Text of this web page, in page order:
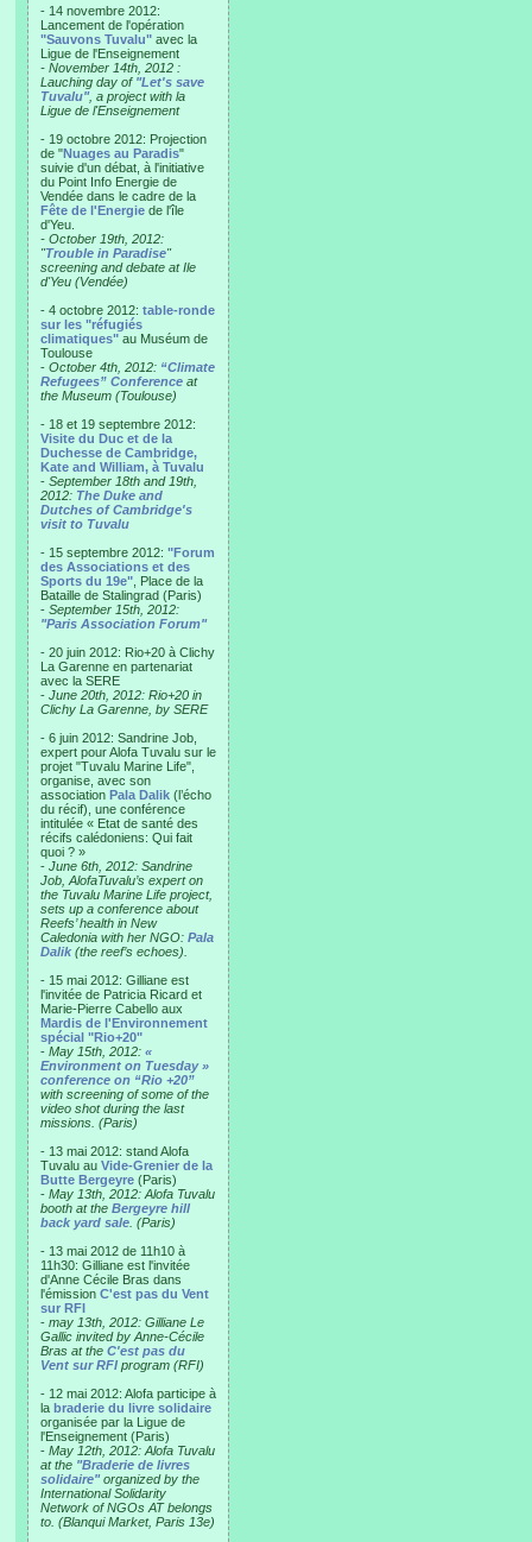
- 14 novembre 2012:
Lancement de l'opération
"Sauvons Tuvalu" avec la
Ligue de l'Enseignement
- November 14th, 2012 :
Lauching day of "Let's save
Tuvalu", a project with la
Ligue de l'Enseignement
- 19 octobre 2012: Projection
de "Nuages au Paradis"
suivie d'un débat, à l'initiative
du Point Info Energie de
Vendée dans le cadre de la
Fête de l'Energie de l'île
d'Yeu.
- October 19th, 2012:
"Trouble in Paradise"
screening and debate at Ile
d'Yeu (Vendée)
- 4 octobre 2012: table-ronde
sur les "réfugiés
climatiques" au Muséum de
Toulouse
- October 4th, 2012: “Climate
Refugees” Conference at
the Museum (Toulouse)
- 18 et 19 septembre 2012:
Visite du Duc et de la
Duchesse de Cambridge,
Kate and William, à Tuvalu
- September 18th and 19th,
2012: The Duke and
Dutches of Cambridge's
visit to Tuvalu
- 15 septembre 2012: "Forum
des Associations et des
Sports du 19e" , Place de la
Bataille de Stalingrad (Paris)
- September 15th, 2012:
"Paris Association Forum"
- 20 juin 2012: Rio+20 à Clichy
La Garenne en partenariat
avec la SERE
- June 20th, 2012: Rio+20 in
Clichy La Garenne, by SERE
- 6 juin 2012: Sandrine Job,
expert pour Alofa Tuvalu sur le
projet "Tuvalu Marine Life",
organise, avec son
association Pala Dalik (l’écho
du récif), une conférence
intitulée « Etat de santé des
récifs calédoniens: Qui fait
quoi ? »
- June 6th, 2012: Sandrine
Job, AlofaTuvalu’s expert on
the Tuvalu Marine Life project,
sets up a conference about
Reefs’ health in New
Caledonia with her NGO: Pala
Dalik (the reef’s echoes).
- 15 mai 2012: Gilliane est
l'invitée de Patricia Ricard et
Marie-Pierre Cabello aux
Mardis de l'Environnement
spécial "Rio+20"
- May 15th, 2012: «
Environment on Tuesday »
conference on “Rio +20”
with screening of some of the
video shot during the last
missions. (Paris)
- 13 mai 2012: stand Alofa
Tuvalu au Vide-Grenier de la
Butte Bergeyre (Paris)
- May 13th, 2012: Alofa Tuvalu
booth at the Bergeyre hill
back yard sale . (Paris)
- 13 mai 2012 de 11h10 à
11h30: Gilliane est l'invitée
d'Anne Cécile Bras dans
l'émission C'est pas du Vent
sur RFI
- may 13th, 2012: Gilliane Le
Gallic invited by Anne-Cécile
Bras at the C'est pas du
Vent sur RFI program (RFI)
- 12 mai 2012: Alofa participe à
la braderie du livre solidaire
organisée par la Ligue de
l'Enseignement (Paris)
- May 12th, 2012: Alofa Tuvalu
at the "Braderie de livres
solidaire"organized by the
International Solidarity
Network of NGOs AT belongs
to. (Blanqui Market, Paris 13e)